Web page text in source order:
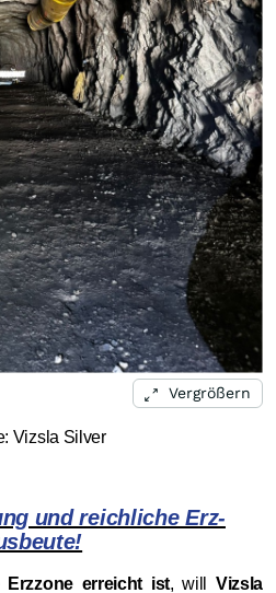
Vergrößern
Vizsla Silver
und reichliche Erz-
Erzzone erreicht ist, will Vizsla